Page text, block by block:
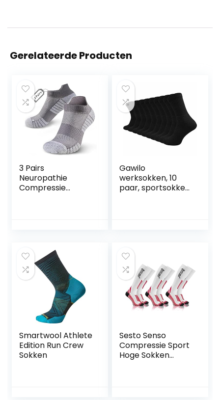
Gerelateerde Producten
3 Pairs
Neuropathie
Compressie
Plantaire Fasciitis
Ondersteuning
Sokken
Gawilo
werksokken, 10
paar, sportsokken,
Smartwool Athlete
Edition Run Crew
Sokken
Sesto Senso
Compressie Sport
Hoge Sokken